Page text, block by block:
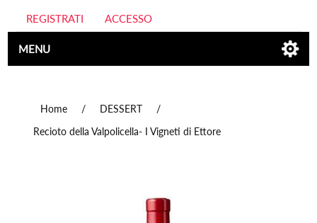
REGISTRATI ACCESSO
MENU
Home / DESSERT
/
Recioto della Valpolicella- I Vigneti di Ettore